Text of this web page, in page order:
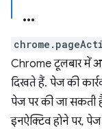
Chrome टूलबार में
दिखते हैं. पेज की
पेज पर की जा सकती
इनऐक्टिव होने पर, पेज